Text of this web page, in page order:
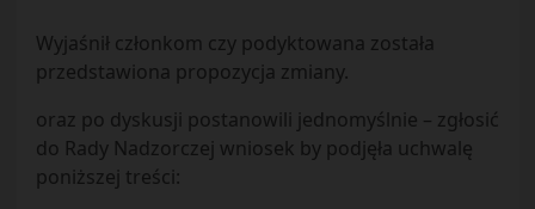
Wyjaśnił członkom czy podyktowana została
przedstawiona propozycja zmiany.
oraz po dyskusji postanowili jednomyślnie – zgłosić
do Rady Nadzorczej wniosek by podjęła uchwalę
poniższej treści: